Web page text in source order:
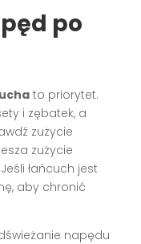
po
to priorytet.
i zębatek, a
zużycie
zużycie
łańcuch jest
aby chronić
napędu